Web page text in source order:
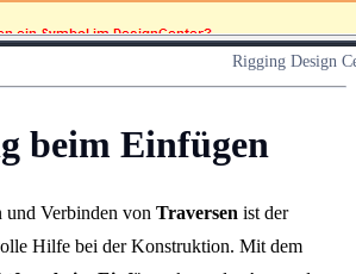
Rigging Design
beim Einfügen
und Verbinden von Traversen ist der
Hilfe bei der Konstruktion. Mit dem